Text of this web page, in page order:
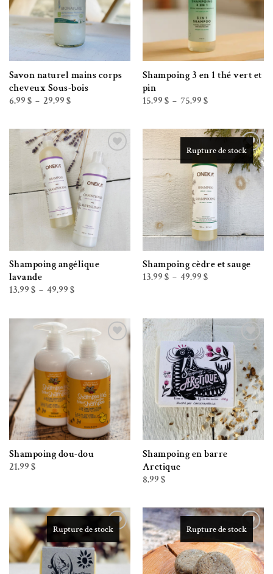
Savon naturel mains corps
cheveux Sous-bois
6.99 $ – 29.99 $Plage
de
à
29.99 $
Shampoing 3 en 1 thé vert et
pin
15.99 $ – 75.99 $Plage
de
à
75.99 $
Ajouter à la liste de souhaits
Shampoing angélique
lavande
13.99 $ – 49.99 $Plage
de
à
49.99 $
Ajouter à la liste de souhaits
Rupture de stock
Shampoing cèdre et sauge
13.99 $ – 49.99 $Plage
de
Ajouter à la liste de souhaits
Shampoing dou-dou
21.99 $
Ajouter à la liste de souhaits
Shampoing en barre
Arctique
8.99 $
Ajouter à la liste de souhaits
Rupture de stock
Ajouter à la liste de souhaits
Rupture de stock